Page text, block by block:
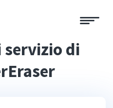
servizio di